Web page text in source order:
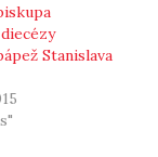
Stanislava